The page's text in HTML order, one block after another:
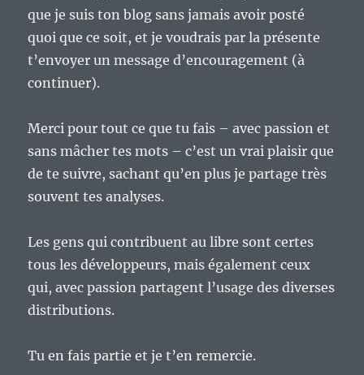
que je suis ton blog sans jamais avoir posté
quoi que ce soit, et je voudrais par la présente
t’envoyer un message d’encouragement (à
continuer).
Merci pour tout ce que tu fais – avec passion et
sans mâcher tes mots – c’est un vrai plaisir que
de te suivre, sachant qu’en plus je partage très
souvent tes analyses.
Les gens qui contribuent au libre sont certes
tous les développeurs, mais également ceux
qui, avec passion partagent l’usage des diverses
distributions.
Tu en fais partie et je t’en remercie.